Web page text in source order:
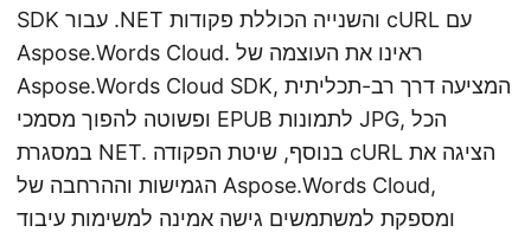
SDK עבור .NET והשנייה הכוללת פקודות cURL עם
Aspose.Words Cloud. ראינו את העוצמה של
Aspose.Words Cloud SDK, המציעה דרך רב-תכליתית
ופשוטה להפוך מסמכי EPUB לתמונות JPG, הכל
במסגרת NET. בנוסף, שיטת הפקודה cURL הציגה את
הגמישות וההרחבה של Aspose.Words Cloud,
ומספקת למשתמשים גישה אמינה למשימות עיבוד